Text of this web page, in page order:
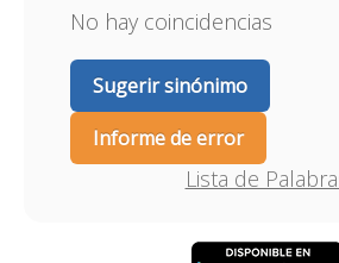
No hay coincidencias
Sugerir sinónimo
Informe de error
Lista de